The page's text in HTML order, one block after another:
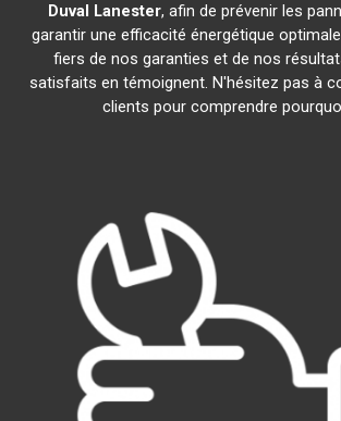
Duval Lanester, afin de prévenir les
garantir une efficacité énergétique
fiers de nos garanties et de nos
satisfaits en témoignent. N'hésitez pas à
clients pour comprendre